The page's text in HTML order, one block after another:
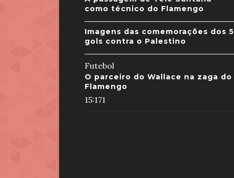
como técnico do Flamengo
Imagens das comemorações dos 5
gols contra o Palestino
Futebol
O parceiro do Wallace na zaga do
Flamengo
15:171